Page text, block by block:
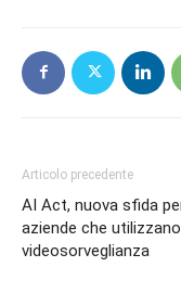
Articolo precedente
AI Act, nuova sfida
aziende che
videosorveglianza